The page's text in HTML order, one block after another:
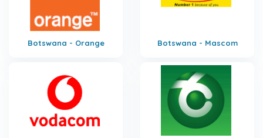
Botswana - Orange Botswana - Mascom